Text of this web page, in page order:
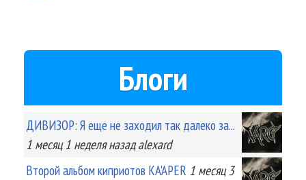
Блоги
ДИВИЗОР: Я еще не заходил так далеко за...
1 месяц 1 неделяназад alexard
Второй альбом киприотов KA'APER 1 месяц 3